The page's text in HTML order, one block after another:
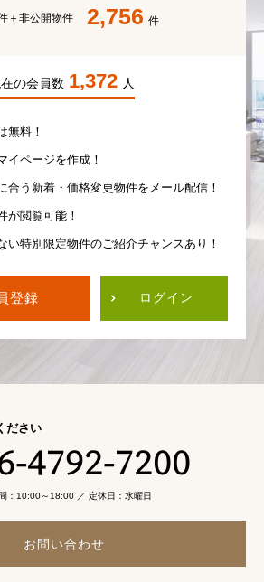
＋非公開物件 2,756 件
の会員数 1,372 人
無料！
イページを作成！
合う 新着・価格変更物件を メール配信！
が閲覧可能！
い特別限定物件のご紹介チャンスあり！
登録 ログイン
ださい
4792-7200
：10:00～18:00 ／ 定休日：水曜日
お問い合わせ